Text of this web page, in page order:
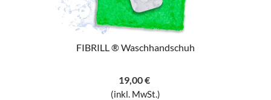
FIBRILL ® Waschhandschuh
19,00 €
(inkl. MwSt.)